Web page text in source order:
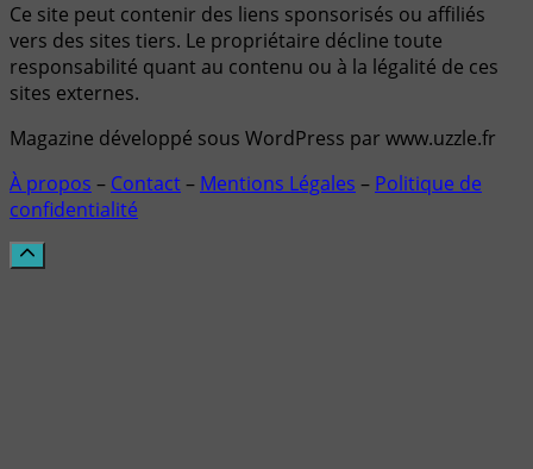
Ce site peut contenir des liens sponsorisés ou affiliés
vers des sites tiers. Le propriétaire décline toute
responsabilité quant au contenu ou à la légalité de ces
sites externes.
Magazine développé sous WordPress par www.uzzle.fr
À propos – Contact– Mentions Légales – Politique de
confidentialité